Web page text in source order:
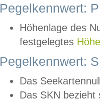
Pegelkennwert:
Höhenlage des
festgelegtes
Pegelkennwert:
Das
Das SKN